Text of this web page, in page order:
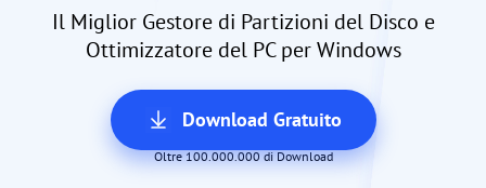
Il Miglior Gestore di Partizioni del Disco e
Ottimizzatore del PC per Windows
Download Gratuito
Oltre 100.000.000 di Download